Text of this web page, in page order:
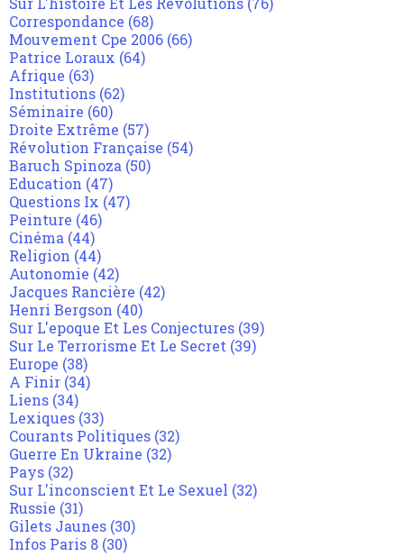
Correspondance (68)
Mouvement Cpe 2006 (66)
Patrice Loraux (64)
Afrique (63)
Institutions (62)
Séminaire (60)
Droite Extrême (57)
Révolution Française (54)
Baruch Spinoza (50)
Education (47)
Questions Ix (47)
Peinture (46)
Cinéma (44)
Religion (44)
Autonomie (42)
Jacques Rancière (42)
Henri Bergson (40)
Sur L'epoque Et Les Conjectures (39)
Sur Le Terrorisme Et Le Secret (39)
Europe (38)
A Finir (34)
Liens (34)
Lexiques (33)
Courants Politiques (32)
Guerre En Ukraine (32)
Pays (32)
Sur L'inconscient Et Le Sexuel (32)
Russie (31)
Gilets Jaunes (30)
Infos Paris 8 (30)